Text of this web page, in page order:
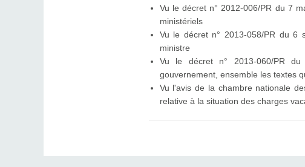
Vu le décret n° 2012-006/PR du 7
ministériels
Vu le décret n° 2013-058/PR du 6
ministre
Vu le décret n° 2013-060/PR
gouvernement, ensemble les textes
Vu l'avis de la chambre nationale
relative à la situation des charges